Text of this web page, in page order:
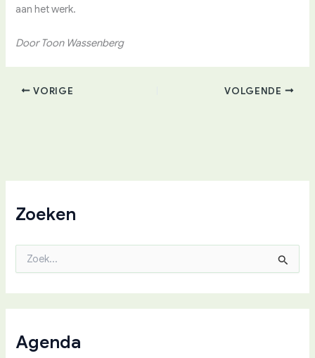
aan het werk.
Door Toon Wassenberg
VORIGE VOLGENDE
Zoeken
k
n
a
rAgenda